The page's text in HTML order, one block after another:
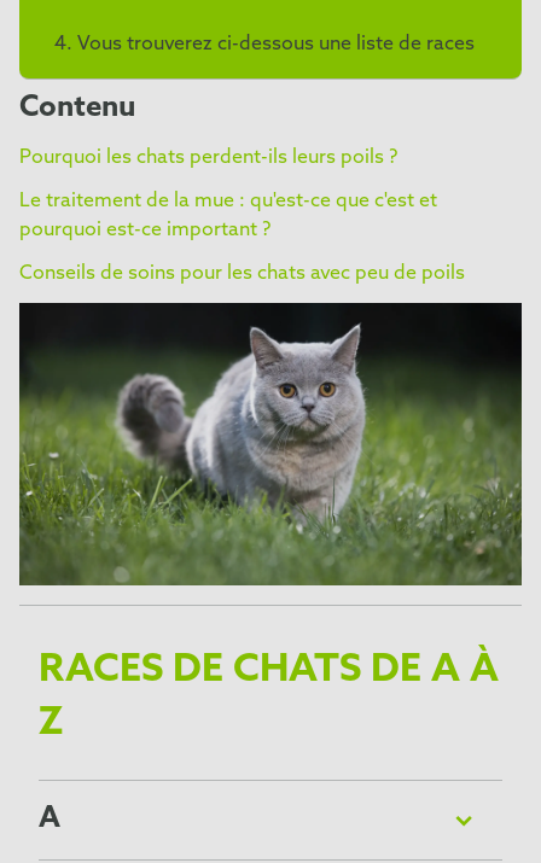
Vous trouverez ci-dessous une liste de races
Contenu
Pourquoi les chats perdent-ils leurs poils ?
Le traitement de la mue : qu'est-ce que c'est et
pourquoi est-ce important ?
Conseils de soins pour les chats avec peu de poils
RACES DE CHATS DE A À
Z
A